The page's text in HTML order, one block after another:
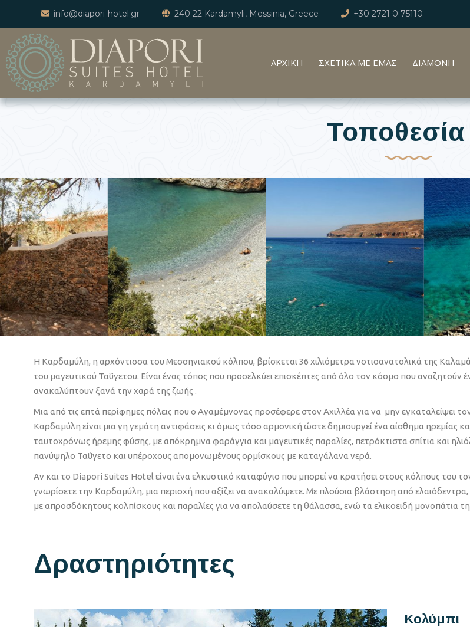
info@diapori-hotel.gr 240 22 Kardamyli, Messinia, Greece +30 2721 0 75110
ΑΡΧΙΚΗ ΣΧΕΤΙΚΑ ΜΕ ΕΜΑΣ ΔΙΑΜΟΝΗ
Τοποθεσία
Η Καρδαμύλη, η αρχόντισσα του Μεσσηνιακού κόλπου, βρίσκεται 36 χιλιόμετρα νοτιοανατολικά της
του μαγευτικού Ταΰγετου. Είναι ένας τόπος που προσελκύει επισκέπτες από όλο τον κόσμο που
ανακαλύπτουν ξανά την χαρά της ζωής .
Μια από τις επτά περίφημες πόλεις που ο Αγαμέμνονας προσέφερε στον Αχιλλέα για να μην εγκαταλείψει
Καρδαμύλη είναι μια γη γεμάτη αντιφάσεις κι όμως τόσο αρμονική ώστε δημιουργεί ένα αίσθημα ηρεμίας
ταυτοχρόνως ήρεμης φύσης, με απόκρημνα φαράγγια και μαγευτικές παραλίες, πετρόκτιστα σπίτια και
πανύψηλο Ταΰγετο και υπέροχους απομονωμένους ορμίσκους με καταγάλανα νερά.
Αν και το Diapori Suites Hotel είναι ένα ελκυστικό καταφύγιο που μπορεί να κρατήσει στους κόλπους του
γνωρίσετε την Καρδαμύλη, μια περιοχή που αξίζει να ανακαλύψετε. Με πλούσια βλάστηση από
με απροσδόκητους κολπίσκους και παραλίες για να απολαύσετε τη θάλασσα, ενώ τα ελικοειδή μονοπάτια
Δραστηριότητες
Κολύμπι